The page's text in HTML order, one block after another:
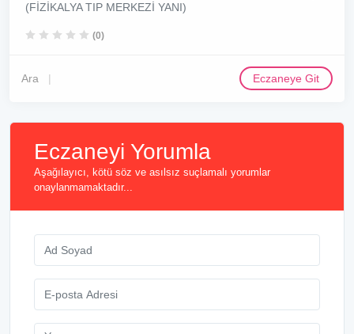
(FİZİKALYA TIP MERKEZİ YANI)
(0)
Ara Eczaneye Git
Eczaneyi Yorumla
Aşağılayıcı, kötü söz ve asılsız suçlamalı yorumlar
onaylanmamaktadır...